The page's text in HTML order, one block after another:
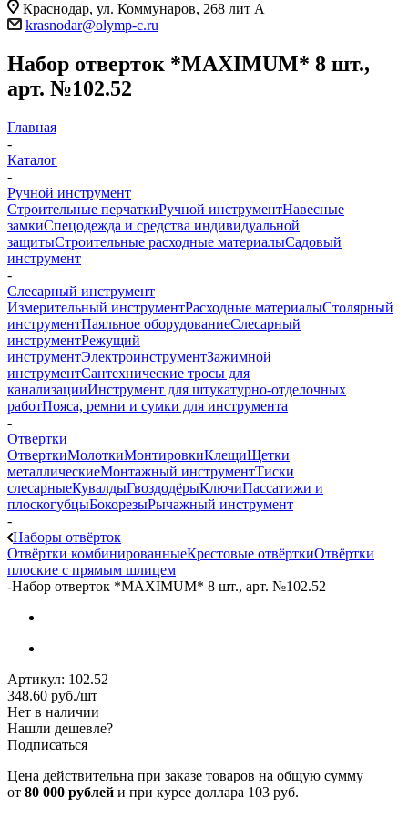
Краснодар, ул. Коммунаров, 268 лит А
krasnodar@olymp-c.ru
Набор отверток *MAXIMUM* 8 шт.,
арт. №102.52
Главная
-
Каталог
-
Ручной инструмент
Строительные перчаткиРучной инструментНавесные
замкиСпецодежда и средства индивидуальной
защитыСтроительные расходные материалыСадовый
инструмент
-
Слесарный инструмент
Измерительный инструментРасходные материалыСтолярный
инструментПаяльное оборудованиеСлесарный
инструментРежущий
инструментЭлектроинструментЗажимной
инструментСантехнические тросы для
канализацииИнструмент для штукатурно-отделочных
работПояса, ремни и сумки для инструмента
-
Отвертки
ОтверткиМолоткиМонтировкиКлещиЩетки
металлическиеМонтажный инструментТиски
слесарныеКувалдыГвоздодёрыКлючиПассатижи и
плоскогубцыБокорезыРычажный инструмент
-
Наборы отвёрток
Отвёртки комбинированныеКрестовые отвёрткиОтвёртки
плоские с прямым шлицем
-Набор отверток *MAXIMUM* 8 шт., арт. №102.52
Артикул: 102.52
348.60 руб./шт
Нет в наличии
Нашли дешевле?
Подписаться
Цена действительна при заказе товаров на общую сумму
от 80 000 рублей и при курсе доллара 103 руб.